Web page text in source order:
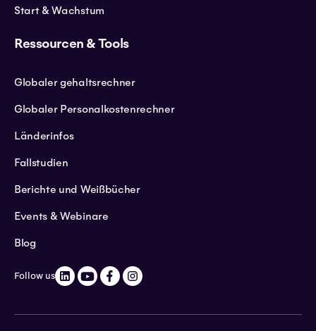
Start & Wachstum
Ressourcen & Tools
Globaler gehaltsrechner
Globaler Personalkostenrechner
Länderinfos
Fallstudien
Berichte und Weißbücher
Events & Webinare
Blog
Follow us